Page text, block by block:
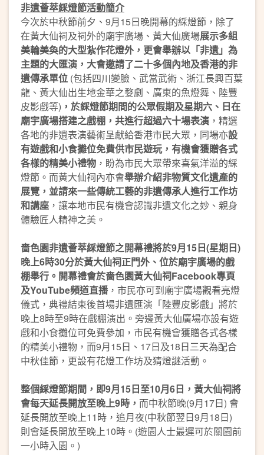
非遺薈萃綵燈節活動簡介
今次於中秋節前夕、9月15日晚開幕的綵燈節，除了
在黃大仙祠及祠外的廟宇廣場、黃大仙廣場展示多組
美輪美奐的大型紮作花燈外，更會舉辦以「非遺」為
主題的大匯演，大會邀請了二十多個內地及香港的非
遺傳承單位 (包括四川變臉、武當武術、浙江長興百葉
龍、黃大仙出生地金華之婺劇、廣東的魚燈舞、陸豐
皮影戲等) ，於綵燈節期間的公眾假期及星期六、日在
廟宇廣場搭建之戲棚，共進行超過六十場表演 ，精選
各地的非遺表演藝術呈獻給香港市民大眾，同場亦設
有遊戲和小食攤位免費供市民遊玩，有機會獲贈各式
各樣的精美小禮物 ，盼為市民大眾帶來喜氣洋溢的綵
燈節。而黃大仙祠內亦會舉辦介紹非物質文化遺產的
展覽，並請來一些傳統工藝的非遺傳承人進行工作坊
和講座 ，讓本地市民有機會認識非遺文化之妙、親身
體驗匠人精神之美。
嗇色園非遺薈萃綵燈節之開幕禮將於9月15日(星期日)
晚上6時30分於黃大仙祠正門外、位於廟宇廣場的戲
棚舉行。開幕禮會於嗇色園黃大仙祠Facebook專頁
及YouTube頻道直播 ，市民亦可到廟宇廣場觀看亮燈
儀式，典禮結束後首場非遺匯演「陸豐皮影戲」將於
晚上8時至9時在戲棚演出。旁邊黃大仙廣場亦設有遊
戲和小食攤位可免費參加，市民有機會獲贈各式各樣
的精美小禮物，而9月15日、17日及18日三天為配合
中秋佳節，更設有花燈工作坊及猜燈謎活動。
整個綵燈節期間，即9月15日至10月6日，黃大仙祠將
會每天延長開放至晚上9時， 而中秋節晚(9月17日) 會
延長開放至晚上11時，追月夜(中秋節翌日9月18日)
則會延長開放至晚上10時。(遊園人士最遲可於關園前
一小時入園。)